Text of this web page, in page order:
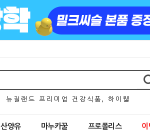
뉴 질 랜 드 프 리 미 엄 건 강 식 품 , 하 이 웰
산양유 마누카꿀 프로폴리스